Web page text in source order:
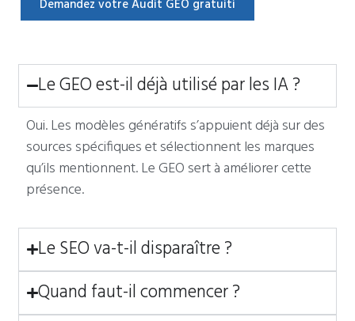
Demandez votre Audit GEO gratuiti
Le GEO est-il déjà utilisé par les IA ?
Oui. Les modèles génératifs s’appuient déjà sur des
sources spécifiques et sélectionnent les marques
qu’ils mentionnent. Le GEO sert à améliorer cette
présence.
Le SEO va-t-il disparaître ?
Quand faut-il commencer ?